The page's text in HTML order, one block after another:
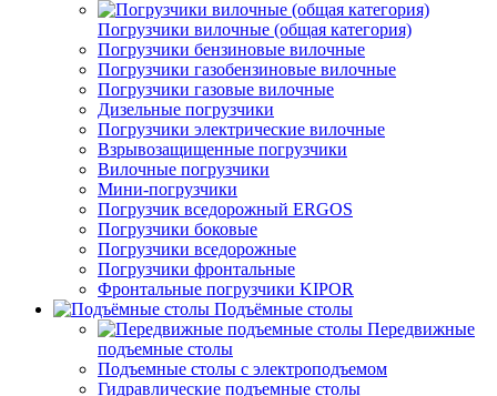
Погрузчики вилочные (общая категория)
Погрузчики бензиновые вилочные
Погрузчики газобензиновые вилочные
Погрузчики газовые вилочные
Дизельные погрузчики
Погрузчики электрические вилочные
Взрывозащищенные погрузчики
Вилочные погрузчики
Мини-погрузчики
Погрузчик вседорожный ERGOS
Погрузчики боковые
Погрузчики вседорожные
Погрузчики фронтальные
Фронтальные погрузчики KIPOR
Подъёмные столы
Передвижные
подъемные столы
Подъемные столы с электроподъемом
Гидравлические подъемные столы